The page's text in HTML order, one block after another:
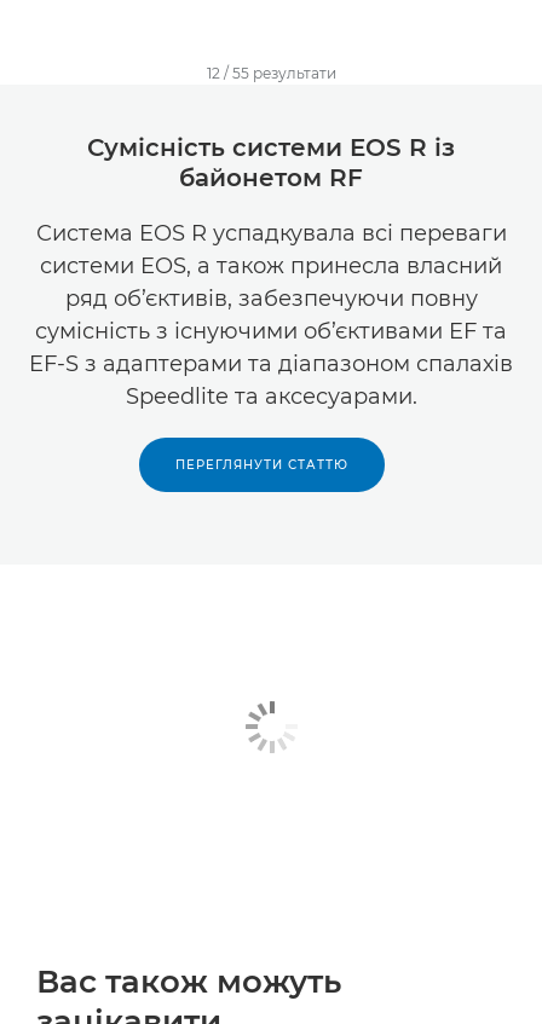
12 / 55 результати
Сумісність системи EOS R із
байонетом RF
Система EOS R успадкувала всі переваги
системи EOS, а також принесла власний
ряд об’єктивів, забезпечуючи повну
сумісність з існуючими об’єктивами EF та
EF-S з адаптерами та діапазоном спалахів
Speedlite та аксесуарами.
ПЕРЕГЛЯНУТИ СТАТТЮ
Вас також можуть